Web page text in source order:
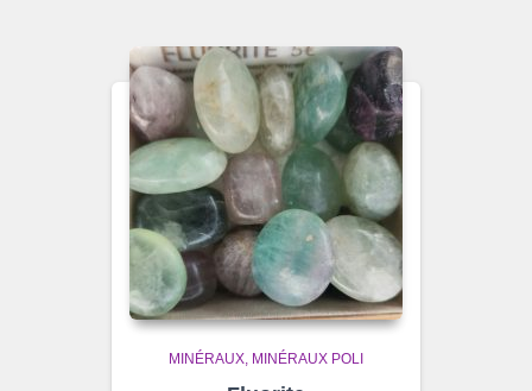
MINÉRAUX MINÉRAUX POLI